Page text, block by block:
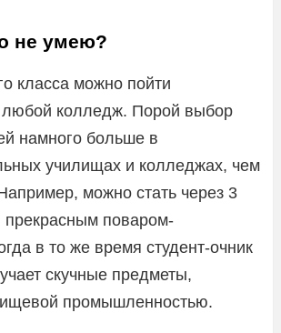
не умею?
класса можно пойти
любой колледж. Порой выбор
намного больше в
училищах и колледжах, чем
можно стать через 3
прекрасным поваром-
в то же время студент-очник
скучные предметы,
промышленностью.